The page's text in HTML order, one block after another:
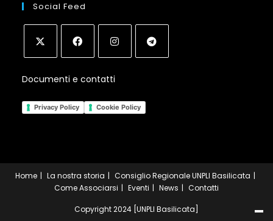
Social Feed
in
new
in
new
in
new
new
Documenti e contatti
Privacy Policy Cookie Policy
Home La nostra storia
Consiglio Regionale UNPLI Basilicata
Come Associarsi
Eventi News Contatti
Copyright 2024 [UNPLI Basilicata]